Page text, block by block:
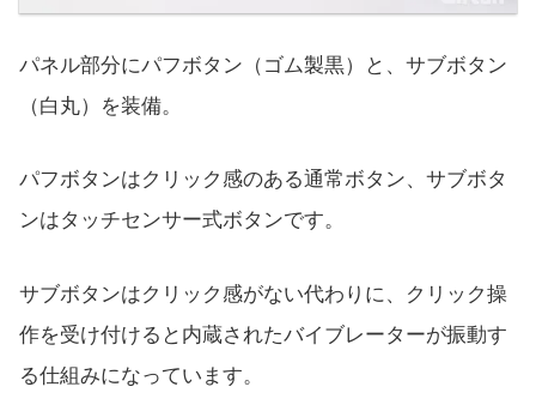
パネル部分にパフボタン（ゴム製黒）と、サブボタン
（白丸）を装備。
パフボタンはクリック感のある通常ボタン、サブボタ
ンはタッチセンサー式ボタンです。
サブボタンはクリック感がない代わりに、クリック操
作を受け付けると内蔵されたバイブレーターが振動す
る仕組みになっています。